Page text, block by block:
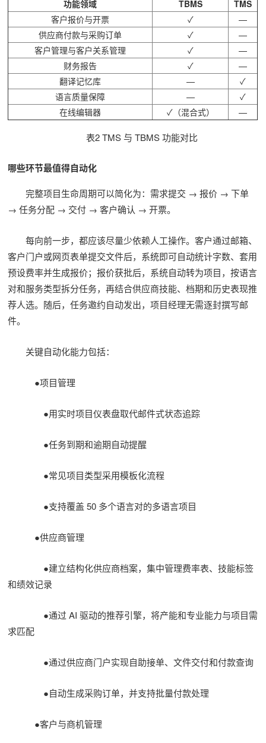
功能领域 TBMS
TMS
客户报价与开票
✓
—
供应商付款与采购订单
✓
—
客户管理与客户关系管理
✓
—
财务报告
✓
—
翻译记忆库
—
✓
语言质量保障
—
✓
在线编辑器
✓（混合式） —
表2 TMS 与 TBMS 功能对比
哪些环节最值得自动化
完整项目生命周期可以简化为：需求提交 → 报价 → 下单
→ 任务分配 → 交付 → 客户确认 → 开票。
每向前一步，都应该尽量少依赖人工操作。客户通过邮箱、
客户门户或网页表单提交文件后，系统即可自动统计字数、套用
预设费率并生成报价；报价获批后，系统自动转为项目，按语言
对和服务类型拆分任务，再结合供应商技能、档期和历史表现推
荐人选。随后，任务邀约自动发出，项目经理无需逐封撰写邮
件。
关键自动化能力包括：
●项目管理
●用实时项目仪表盘取代邮件式状态追踪
●任务到期和逾期自动提醒
●常见项目类型采用模板化流程
●支持覆盖 50 多个语言对的多语言项目
●供应商管理
●建立结构化供应商档案，集中管理费率表、技能标签
和绩效记录
●通过 AI 驱动的推荐引擎，将产能和专业能力与项目需
求匹配
●通过供应商门户实现自助接单、文件交付和付款查询
●自动生成采购订单，并支持批量付款处理
●客户与商机管理